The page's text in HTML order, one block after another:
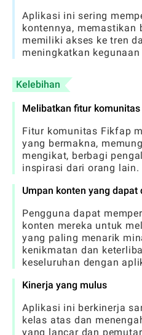
Aplikasi ini sering
kontennya, memastikan
memiliki akses ke tren
meningkatkan
Kelebihan
Melibatkan fitur komunitas
Fitur komunitas Fikfap
yang bermakna,
mengikat, berbagi
inspirasi dari orang lain.
Umpan konten yang dapat
Pengguna dapat
konten mereka untuk
yang paling menarik
kenikmatan dan
keseluruhan dengan
Kinerja yang mulus
Aplikasi ini berkinerja
kelas atas dan
yang lancar dan